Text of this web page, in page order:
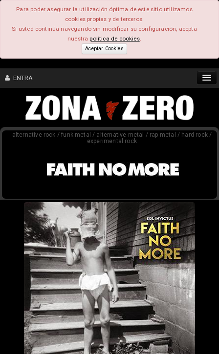
Para poder asegurar la utilización óptima de este sitio utilizamos
cookies propias y de terceros.
Si usted continúa navegando sin modificar su configuración, acepta
nuestrapolítica de cookies.
Aceptar Cookies
ENTRA
CONTENIDO
FEEEDBACK
alternative rock / funk metal / alternative metal / rap metal / hard rock /
experimental rock